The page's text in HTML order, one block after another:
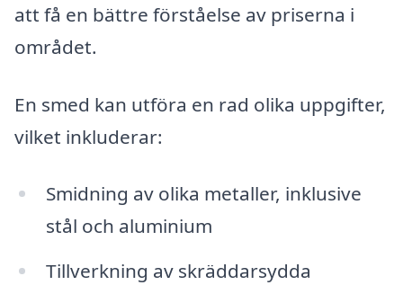
att få en bättre förståelse av priserna i
området.
En smed kan utföra en rad olika uppgifter,
vilket inkluderar:
Smidning av olika metaller, inklusive
stål och aluminium
Tillverkning av skräddarsydda